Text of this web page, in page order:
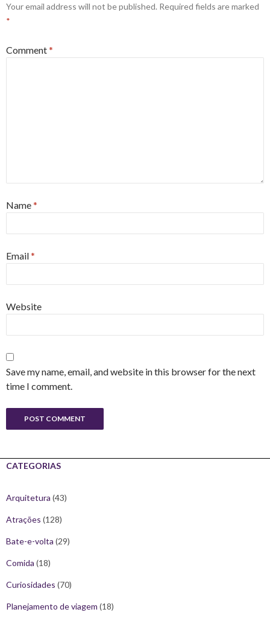
Your email address will not be published. Required fields are marked
*
Comment*
Name*
Email*
Website
Save my name, email, and website in this browser for the next
time I comment.
CATEGORIAS
Arquitetura (43)
Atrações (128)
Bate-e-volta (29)
Comida (18)
Curiosidades (70)
Planejamento de viagem (18)